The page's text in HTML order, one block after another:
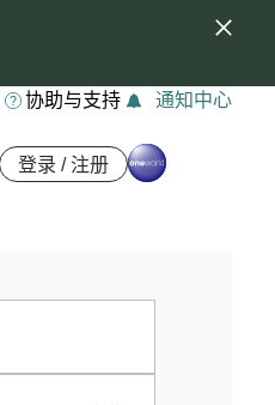
协助与支持 通知中心
登录 / 注册